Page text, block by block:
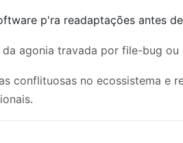
p'ra readaptações antes
conflituosas no ecossistema e